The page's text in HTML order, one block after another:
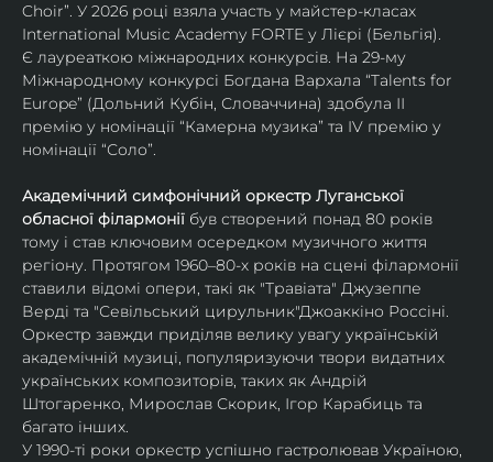
Choir”. У 2026 році взяла участь у майстер-класах
International Music Academy FORTE у Лієрі (Бельгія).
Є лауреаткою міжнародних конкурсів. На 29-му
Міжнародному конкурсі Богдана Вархала “Talents for
Europe” (Дольний Кубін, Словаччина) здобула ІІ
премію у номінації “Камерна музика” та IV премію у
номінації “Соло”.
Академічний симфонічний оркестр Луганської
обласної філармонії був створений понад 80 років
тому і став ключовим осередком музичного життя
регіону. Протягом 1960–80-х років на сцені філармонії
ставили відомі опери, такі як "Травіата" Джузеппе
Верді та "Севільський цирульник"Джоаккіно Россіні.
Оркестр завжди приділяв велику увагу українській
академічній музиці, популяризуючи твори видатних
українських композиторів, таких як Андрій
Штогаренко, Мирослав Скорик, Ігор Карабиць та
багато інших.
У 1990-ті роки оркестр успішно гастролював Україною,